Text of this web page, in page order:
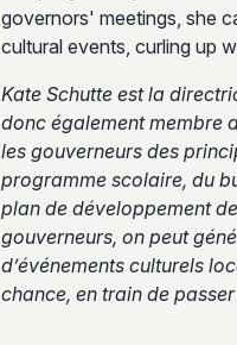
governors' meetings, she
cultural events, curling up
Kate Schutte est la
donc également membre
les gouverneurs des
programme scolaire, du
plan de développement de
gouverneurs, on peut
d’événements culturels
chance, en train de